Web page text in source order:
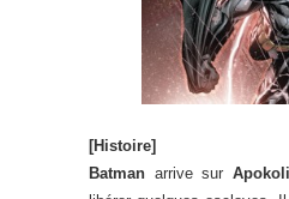
[Histoire]
Batman arrive sur